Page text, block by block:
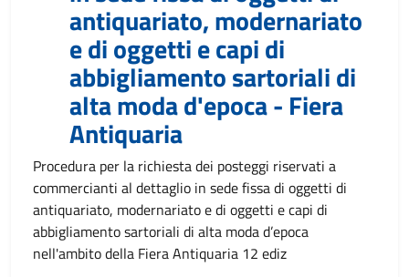
antiquariato, modernariato
e di oggetti e capi di
abbigliamento sartoriali di
alta moda d'epoca - Fiera
Antiquaria
Procedura per la richiesta dei posteggi riservati a
commercianti al dettaglio in sede fissa di oggetti di
antiquariato, modernariato e di oggetti e capi di
abbigliamento sartoriali di alta moda d’epoca
nell'ambito della Fiera Antiquaria 12 ediz